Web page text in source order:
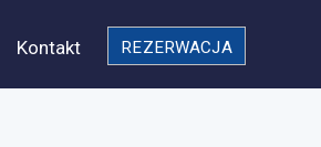
Kontakt REZERWACJA